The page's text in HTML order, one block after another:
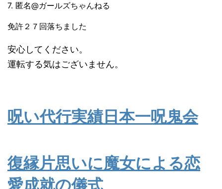
7. 匿名@ガールズちゃんねる
免許２７回落ちました
安心してください。
運転する気はございません。
呪い代行実績日本一呪鬼会
復縁片思いに魔女による恋
愛成就の儀式